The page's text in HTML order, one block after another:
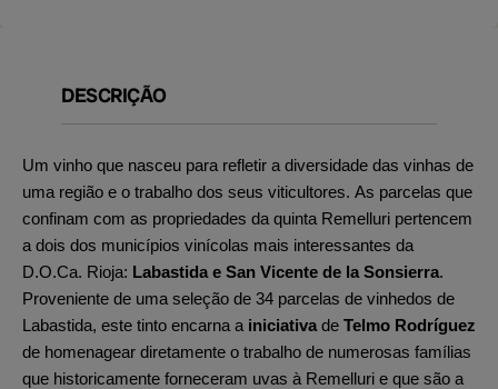
DESCRIÇÃO
Um vinho que nasceu para refletir a diversidade das vinhas de
uma região e o trabalho dos seus viticultores. As parcelas que
confinam com as propriedades da quinta Remelluri pertencem
a dois dos municípios vinícolas mais interessantes da
D.O.Ca. Rioja: Labastida e San Vicente de la Sonsierra.
Proveniente de uma seleção de 34 parcelas de vinhedos de
Labastida, este tinto encarna a iniciativa de Telmo Rodríguez
de homenagear diretamente o trabalho de numerosas famílias
que historicamente forneceram uvas à Remelluri e que são a